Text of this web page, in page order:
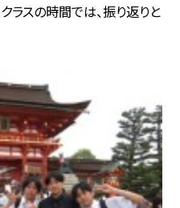
ラスの時間では、振り返りと